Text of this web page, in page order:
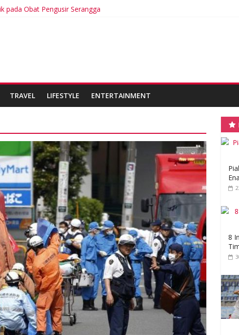
pada Obat Pengusir Serangga
dan Kulit, Ada Apa?
Terpanas dalam Sejarah
Tergabung dalam Pasukan Pemilu Multinasional di PNG
TRAVEL LIFESTYLE ENTERTAINMENT
8